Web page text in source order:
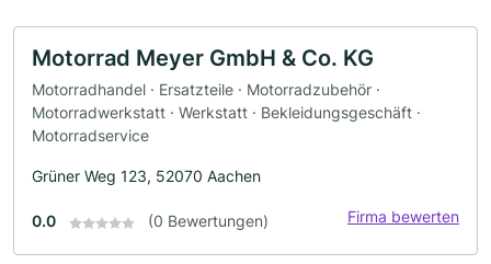
Motorrad Meyer GmbH & Co. KG
Motorradhandel · Ersatzteile · Motorradzubehör ·
Motorradwerkstatt · Werkstatt · Bekleidungsgeschäft ·
Motorradservice
Grüner Weg 123, 52070 Aachen
0.0 (0 Bewertungen) Firma bewerten